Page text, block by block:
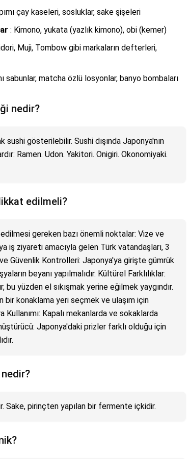
çay kaseleri, sosluklar, sake şişeleri
: Kimono, yukata (yazlık kimono), obi (kemer)
Muji, Tombow gibi markaların defterleri,
sabunlar, matcha özlü losyonlar, banyo bombaları
nedir?
sushi gösterilebilir. Sushi dışında Japonya'nın
Ramen. Udon. Yakitori. Onigiri. Okonomiyaki.
edilmeli?
gereken bazı önemli noktalar: Vize ve
iş ziyareti amacıyla gelen Türk vatandaşları, 3
Güvenlik Kontrolleri: Japonya'ya girişte gümrük
beyanı yapılmalıdır. Kültürel Farklılıklar:
bu yüzden el sıkışmak yerine eğilmek yaygındır.
bir konaklama yeri seçmek ve ulaşım için
Kullanımı: Kapalı mekanlarda ve sokaklarda
Japonya'daki prizler farklı olduğu için
Sake, pirinçten yapılan bir fermente içkidir.